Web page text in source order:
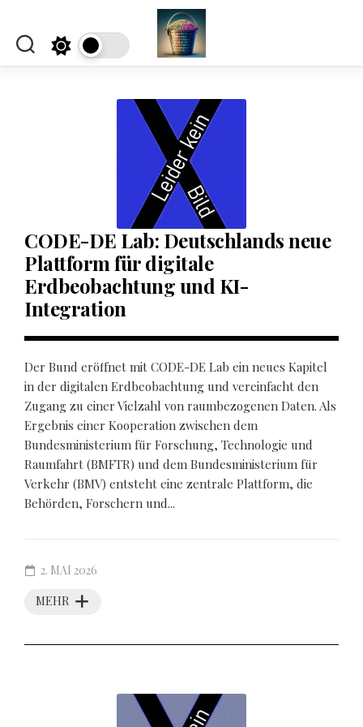
content
CODE-DE Lab: Deutschlands neue
Plattform für digitale
Erdbeobachtung und KI-
Integration
Der Bund eröffnet mit CODE-DE Lab ein neues Kapitel
in der digitalen Erdbeobachtung und vereinfacht den
Zugang zu einer Vielzahl von raumbezogenen Daten. Als
Ergebnis einer Kooperation zwischen dem
Bundesministerium für Forschung, Technologie und
Raumfahrt (BMFTR) und dem Bundesministerium für
Verkehr (BMV) entsteht eine zentrale Plattform, die
Behörden, Forschern und...
MEHR
2. MAI 2026